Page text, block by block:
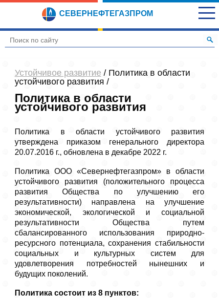
СЕВЕРНЕФТЕГАЗПРОМ
Устойчивое развитие / Политика в области
устойчивого развития /
Политика в области
устойчивого развития
Политика в области устойчивого развития
утверждена приказом генерального директора
20.07.2016 г., обновлена в декабре 2022 г.
Политика ООО «Севернефтегазпром» в области
устойчивого развития (положительного процесса
развития Общества по улучшению его
результативности) направлена на улучшение
экономической, экологической и социальной
результативности Общества путем
сбалансированного использования природно-
ресурсного потенциала, сохранения стабильности
социальных и культурных систем для
удовлетворения потребностей нынешних и
будущих поколений.
Политика состоит из 8 пунктов: